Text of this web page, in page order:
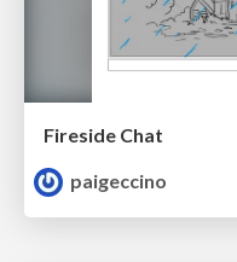
Fireside Chat
paigeccino